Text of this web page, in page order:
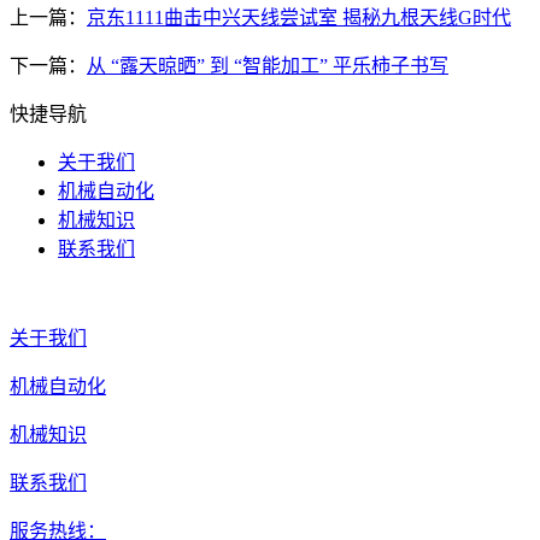
上一篇： 京东1111曲击中兴天线尝试室 揭秘九根天线G时代
下一篇： 从 “露天晾晒” 到 “智能加工” 平乐柿子书写
快捷导航
关于我们
机械自动化
机械知识
联系我们
关于我们
机械自动化
机械知识
联系我们
服务热线：